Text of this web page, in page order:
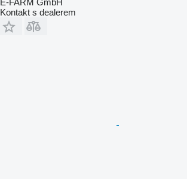
E-FARM GmbH
Kontakt s dealerem